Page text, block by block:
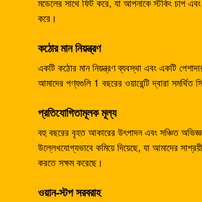
133-6907 জলবাহী র‌্যাম পাম্প, খননকারক
জলবাহী পাম্প
খননকারী জলবাহী প্রধান পাম্প DH370-9 370-9
DH370-7 370-7 K9005449 পাইলট পাম্প
গিয়ারবক্স হ্রাস
খননকারী PSVD2-17E জলবাহী র্যাম পাম্প
VOE11806089 গিয়ার পাম্প
খননকারক E312V1 E312V2 ভ্রমণ হ্রাস
করে।
কঠোর মান নিয়ন্ত্রণ
একটি কঠোর মান নিয়ন্ত্রণ ব্যবস্থা এবং একটি
আমাদের পণ্যগুলি 1 বছরের ওয়ারেন্টি দ্বারা সমর্থিত
প্রতিযোগিতামূলক মূল্য
বহু বছরের বৃহত আকারের উৎপাদন এবং সঞ্চিত
উল্লেখযোগ্যভাবে কমিয়ে দিয়েছে, যা আমাদের
করতে সক্ষম করেছে।
ওয়ান-স্টপ সরবরাহ